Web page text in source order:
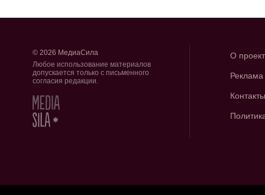
© 2026 МедиаСила
Любое использование материалов
допускается только с письменного
согласия редакции.
О
Реклама
Контакты